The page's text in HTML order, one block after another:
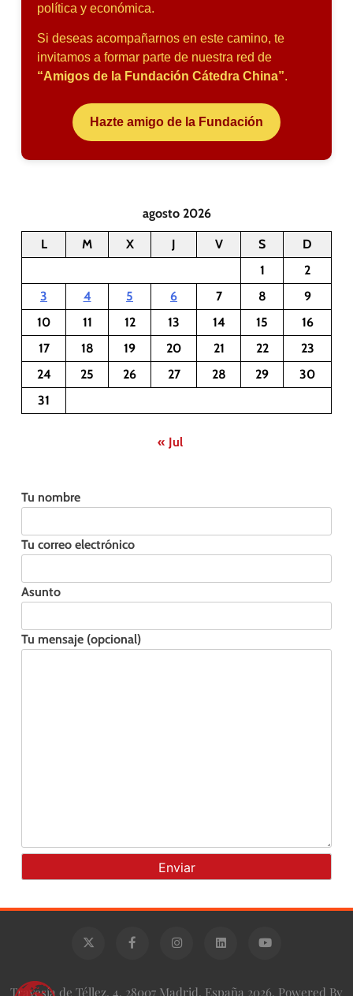
política y económica.
Si deseas acompañarnos en este camino, te
invitamos a formar parte de nuestra red de
“Amigos de la Fundación Cátedra China”.
Hazte amigo de la Fundación
agosto 2026
L M X J V S
D
1
2
3
4 5 6 7 8
9
10
11 12 13 14 15
16
17
18 19 20 21 22
23
24
25 26 27 28 29
30
31
« Jul
Tu nombre
Tu correo electrónico
Asunto
Tu mensaje (opcional)
Travesía de Téllez, 4, 28007 Madrid, España 2026. Powered By